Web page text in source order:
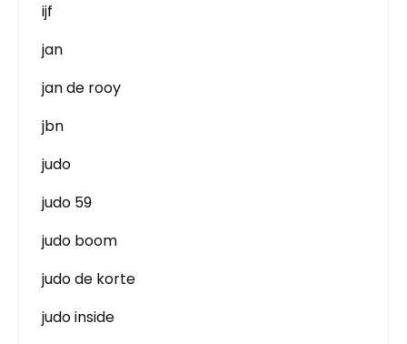
ijf
jan
jan de rooy
jbn
judo
judo 59
judo boom
judo de korte
judo inside